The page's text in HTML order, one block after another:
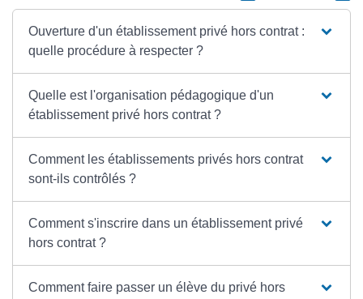
Ouverture d'un établissement privé hors contrat :
quelle procédure à respecter ?
Quelle est l'organisation pédagogique d'un
établissement privé hors contrat ?
Comment les établissements privés hors contrat
sont-ils contrôlés ?
Comment s'inscrire dans un établissement privé
hors contrat ?
Comment faire passer un élève du privé hors